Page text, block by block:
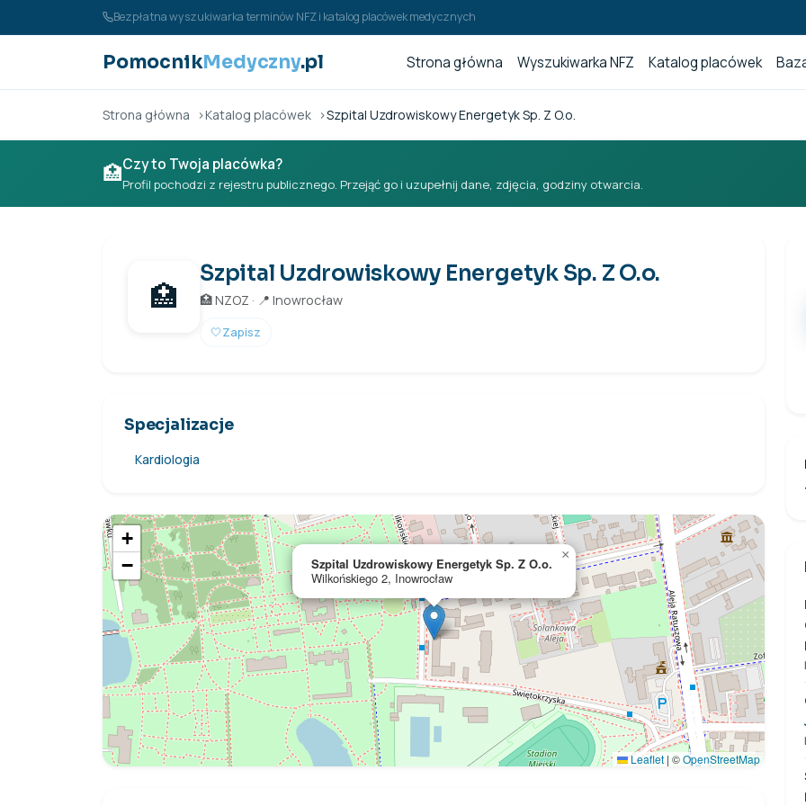
Przejdź do treści Bezpłatna wyszukiwarka terminów NFZ i katalog placówek medycznych
PomocnikMedyczny.pl Strona główna Wyszukiwarka NFZ Katalog placówek
Strona główna Katalog placówek Szpital Uzdrowiskowy Energetyk Sp. Z O.o.
🏥Czy to Twoja placówka?
Profil pochodzi z rejestru publicznego. Przejąć go i uzupełnij dane, zdjęcia, godziny otwarcia.
🏥
Szpital Uzdrowiskowy Energetyk Sp. Z O.o.
🏥 NZOZ · 📍 Inowrocław
🤍Zapisz
Specjalizacje
Kardiologia
Szpital Uzdrowiskowy Energetyk Sp. Z O.o.
Wilkońskiego 2, Inowrocław
×
+
−
Leaflet | ©OpenStreetMap